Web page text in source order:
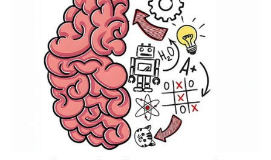
pozitivne vijesti.
Na poslovnom planu moguće su promjene koje vam
otvaraju potpuno nova vrata uspjeha.
Vrijeme velikog uspjeha
Sve ono što danas dolazi može imati veliki značaj za